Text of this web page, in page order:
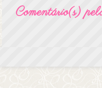
Comentário(s)